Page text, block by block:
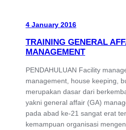
4 January 2016
TRAINING GENERAL
MANAGEMENT
PENDAHULUAN Facility
management, house keeping,
merupakan dasar dari
yakni general affair (GA)
pada abad ke-21 sangat erat
kemampuan organisasi